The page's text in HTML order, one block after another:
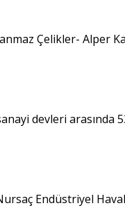
Çelikler- Alper
devleri arasında
Endüstriyel